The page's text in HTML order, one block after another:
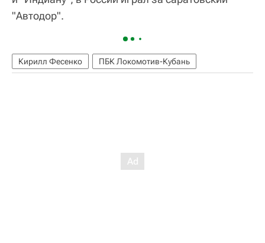
"Автодор".
Кирилл Фесенко ПБК Локомотив-Кубань